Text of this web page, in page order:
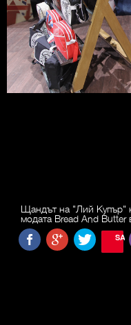
Щандът на "Лий Купър"
модата Bread And
SAVE